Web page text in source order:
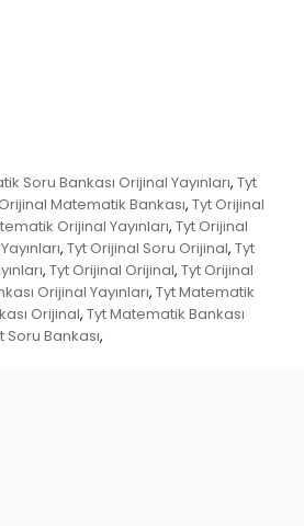
Soru Bankası Orijinal Yayınları, Tyt
Matematik Bankası, Tyt Orijinal
Orijinal Yayınları, Tyt Orijinal
, Tyt Orijinal Soru Orijinal, Tyt
, Tyt Orijinal Orijinal, Tyt Orijinal
Orijinal Yayınları, Tyt Matematik
Orijinal, Tyt Matematik Bankası
Soru Bankası,